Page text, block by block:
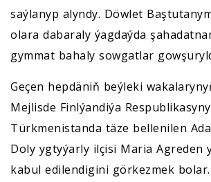
saýlanyp alyndy. Döwlet
olara dabaraly ýagdaýda
gymmat bahaly sowgatlar
Geçen hepdäniň beýleki
Mejlisde Finlýandiýa
Türkmenistanda täze bellenilen
Doly ygtyýarly ilçisi Maria Agreden
kabul edilendigini görkezmek